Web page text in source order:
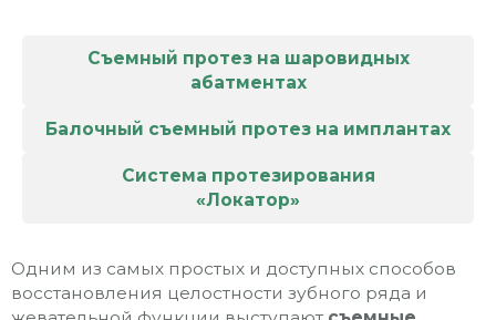
Съемный протез на шаровидных
абатментах
Балочный съемный протез на имплантах
Система протезирования
«Локатор»
Одним из самых простых и доступных способов
восстановления целостности зубного ряда и